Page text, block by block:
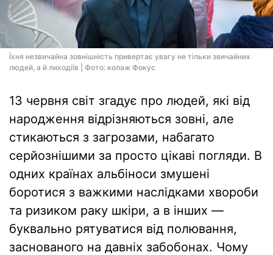
Їхня незвичайна зовнішність привертає увагу не тільки звичайних
людей, а й лиходіїв | Фото: колаж Фокус
13 червня світ згадує про людей, які від
народження відрізняються зовні, але
стикаються з загрозами, набагато
серйознішими за просто цікаві погляди. В
одних країнах альбіноси змушені
боротися з важкими наслідками хвороби
та ризиком раку шкіри, а в інших —
буквально рятуватися від полювання,
заснованого на давніх забобонах. Чому